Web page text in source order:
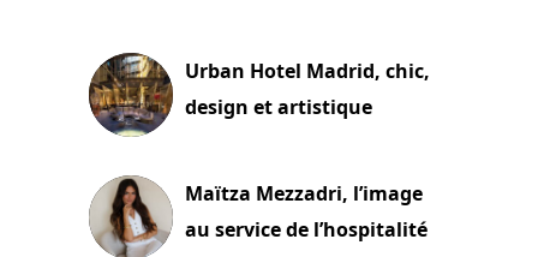
Urban Hotel Madrid, chic,
design et artistique
Maïtza Mezzadri, l’image
au service de l’hospitalité